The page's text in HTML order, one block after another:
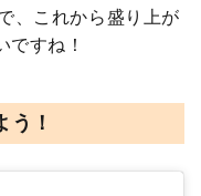
、これから盛り上が
ですね！
！